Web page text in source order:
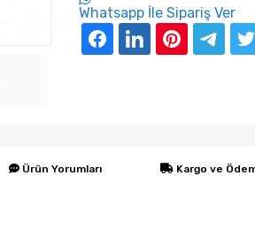
Whatsapp İle Sipariş Ver
Ürün Yorumları Kargo ve